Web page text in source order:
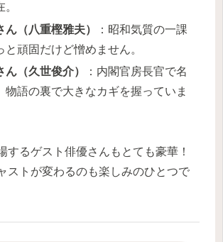
ん（八重樫雅夫）
：昭和気質の一課
と頑固だけど憎めません。
ん（久世俊介）
：内閣官房長官で名
物語の裏で大きなカギを握っていま
するゲスト俳優さんもとても豪華！
ストが変わるのも楽しみのひとつで